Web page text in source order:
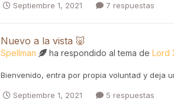
Septiembre 1, 2021 7 respuestas
Nuevo a la vista 🐷
Spellman ha respondido al tema de Lord
Bienvenido, entra por propia voluntad y deja
Septiembre 1, 2021 5 respuestas